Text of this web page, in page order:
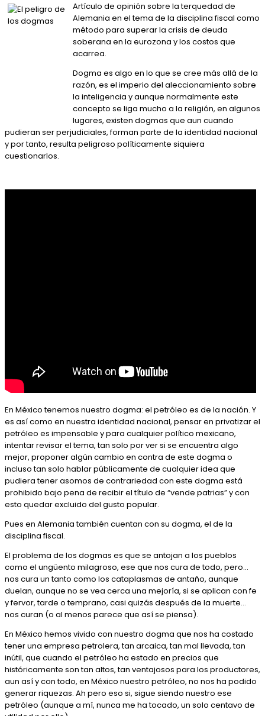
Artículo de opinión sobre la terquedad de
Alemania en el tema de la disciplina fiscal como
método para superar la crisis de deuda
soberana en la eurozona y los costos que
acarrea.
Dogma es algo en lo que se cree más allá de la
razón, es el imperio del aleccionamiento sobre
la inteligencia y aunque normalmente este
concepto se liga mucho a la religión, en algunos
lugares, existen dogmas que aun cuando
pudieran ser perjudiciales, forman parte de la identidad nacional
y por tanto, resulta peligroso políticamente siquiera
cuestionarlos.
En México tenemos nuestro dogma: el petróleo es de la nación. Y
es así como en nuestra identidad nacional, pensar en privatizar el
petróleo es impensable y para cualquier político mexicano,
intentar revisar el tema, tan solo por ver si se encuentra algo
mejor, proponer algún cambio en contra de este dogma o
incluso tan solo hablar públicamente de cualquier idea que
pudiera tener asomos de contrariedad con este dogma está
prohibido bajo pena de recibir el título de “vende patrias” y con
esto quedar excluido del gusto popular.
Pues en Alemania también cuentan con su dogma, el de la
disciplina fiscal.
El problema de los dogmas es que se antojan a los pueblos
como el ungüento milagroso, ese que nos cura de todo, pero…
nos cura un tanto como los cataplasmas de antaño, aunque
duelan, aunque no se vea cerca una mejoría, si se aplican con fe
y fervor, tarde o temprano, casi quizás después de la muerte…
nos curan (o al menos parece que así se piensa).
En México hemos vivido con nuestro dogma que nos ha costado
tener una empresa petrolera, tan arcaica, tan mal llevada, tan
inútil, que cuando el petróleo ha estado en precios que
históricamente son tan altos, tan ventajosos para los productores,
aun así y con todo, en México nuestro petróleo, no nos ha podido
generar riquezas. Ah pero eso si, sigue siendo nuestro ese
petróleo (aunque a mí, nunca me ha tocado, un solo centavo de